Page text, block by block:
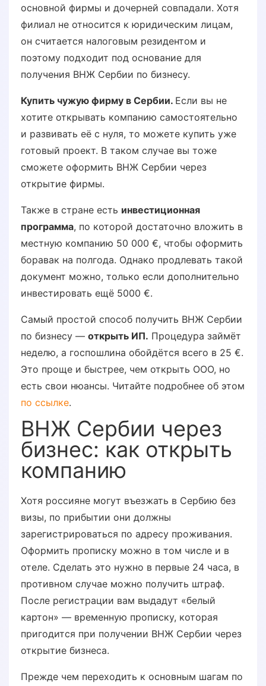
основной фирмы и дочерней совпадали. Хотя
филиал не относится к юридическим лицам,
он считается налоговым резидентом и
поэтому подходит под основание для
получения ВНЖ Сербии по бизнесу.
Купить чужую фирму в Сербии. Если вы не
хотите открывать компанию самостоятельно
и развивать её с нуля, то можете купить уже
готовый проект. В таком случае вы тоже
сможете оформить ВНЖ Сербии через
открытие фирмы.
Также в стране есть инвестиционная
программа, по которой достаточно вложить в
местную компанию 50 000 €, чтобы оформить
боравак на полгода. Однако продлевать такой
документ можно, только если дополнительно
инвестировать ещё 5000 €.
Самый простой способ получить ВНЖ Сербии
по бизнесу — открыть ИП. Процедура займёт
неделю, а госпошлина обойдётся всего в 25 €.
Это проще и быстрее, чем открыть ООО, но
есть свои нюансы. Читайте подробнее об этом
по ссылке.
ВНЖ Сербии через
бизнес: как открыть
компанию
Хотя россияне могут въезжать в Сербию без
визы, по прибытии они должны
зарегистрироваться по адресу проживания.
Оформить прописку можно в том числе и в
отеле. Сделать это нужно в первые 24 часа, в
противном случае можно получить штраф.
После регистрации вам выдадут «белый
картон» — временную прописку, которая
пригодится при получении ВНЖ Сербии через
открытие бизнеса.
Прежде чем переходить к основным шагам по